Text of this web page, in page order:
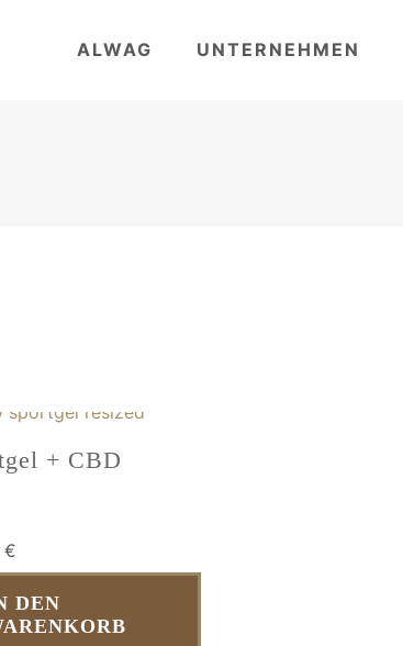
ALWAG UNTERNEHMEN
+ CBD
€
DEN